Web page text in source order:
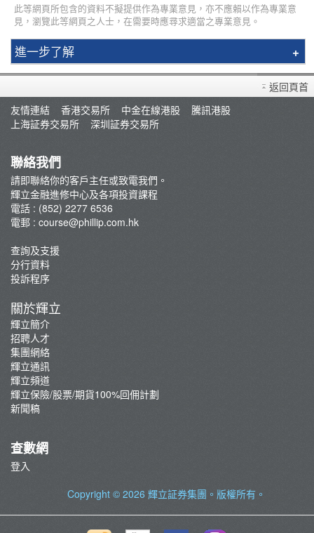
此等網頁所包含的資料不擬提供作為專業意見，亦不應賴以作為專業意
見，瀏覽此等網頁之人士，在需要時應尋求適當之專業意見。
進一步了解
簡介
輝立課程
講師
條款及細則
郭樹鈿博士股票期權策略班
George Au期權實戰技巧分享班
咖啡拉花工作坊
返回頁首
友情連結
香港交易所 中金在線港股
騰訊港股
上海証券交易所
深圳証券交易所
聯絡我們
請即聯絡你的客戶主任或致電我們。
輝立金融進修中心及各項投資課程
電話 : (852) 2277 6536
電郵 : course@phillip.com.hk
查詢及支援
分行資料
投訴程序
關於輝立
輝立簡介
招聘人才
集團網絡
輝立通訊
輝立頻道
輝立保險/股票/期貨100%回佣計劃
新聞稿
查數網
登入
Copyright © 2026 輝立証券集團 。版權所有。